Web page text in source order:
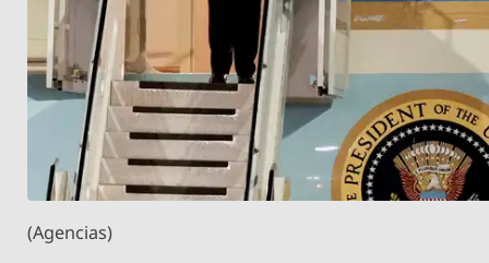
(Agencias)